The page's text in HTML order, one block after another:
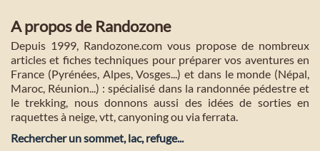
A propos de Randozone
Depuis 1999, Randozone.com vous propose de nombreux
articles et fiches techniques pour préparer vos aventures en
France (Pyrénées, Alpes, Vosges...) et dans le monde (Népal,
Maroc, Réunion...) : spécialisé dans la randonnée pédestre et
le trekking, nous donnons aussi des idées de sorties en
raquettes à neige, vtt, canyoning ou via ferrata.
Rechercher un sommet, lac, refuge...